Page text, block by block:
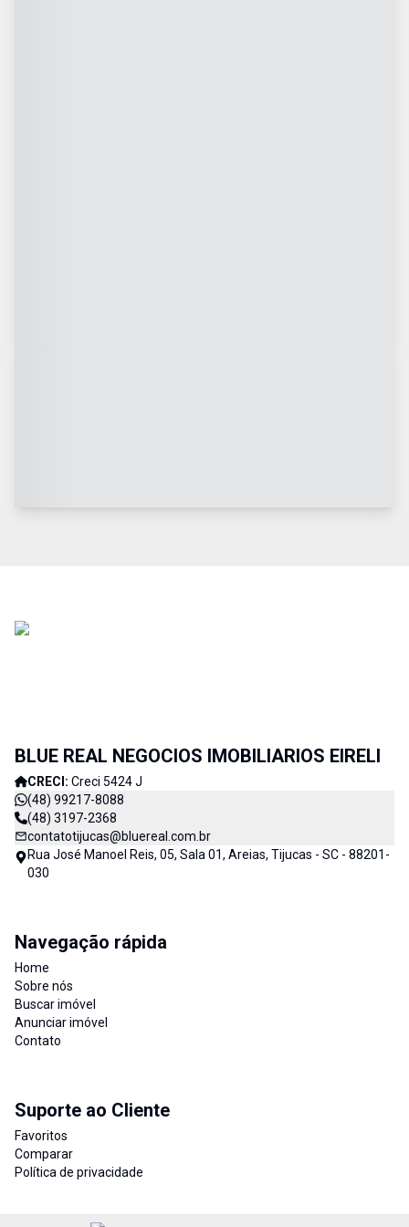
BLUE REAL NEGOCIOS IMOBILIARIOS EIRELI
CRECI: Creci 5424 J
(48) 99217-8088
(48) 3197-2368
contatotijucas@bluereal.com.br
Rua José Manoel Reis, 05, Sala 01, Areias, Tijucas - SC - 88201-
030
Navegação rápida
Home
Sobre nós
Buscar imóvel
Anunciar imóvel
Contato
Suporte ao Cliente
Favoritos
Comparar
Política de privacidade